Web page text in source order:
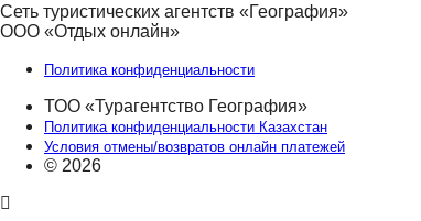
Сеть туристических агентств «География»
ООО «Отдых онлайн»
Политика конфиденциальности
ТОО «Турагентство География»
Политика конфиденциальности Казахстан
Условия отмены/возвратов онлайн платежей
© 2026